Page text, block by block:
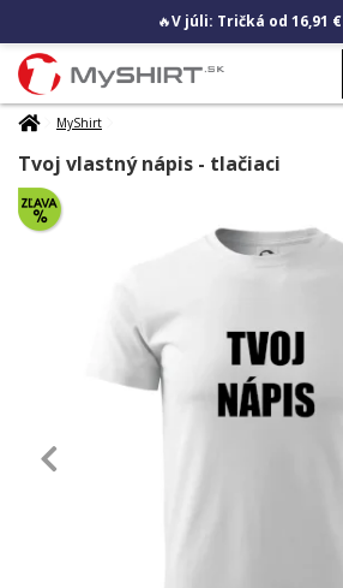
🔥V júli: Tričká od 16,91 €
MyShirt
Tvoj vlastný nápis - tlačiaci